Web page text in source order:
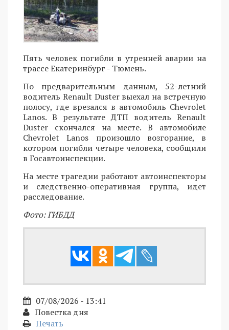
Пять человек погибли в утренней аварии на
трассе Екатеринбург - Тюмень.
По предварительным данным, 52-летний
водитель Renault Duster выехал на встречную
полосу, где врезался в автомобиль Chevrolet
Lanos. В результате ДТП водитель Renault
Duster скончался на месте. В автомобиле
Chevrolet Lanos произошло возгорание, в
котором погибли четыре человека, сообщили
в Госавтоинспекции.
На месте трагедии работают автоинспекторы
и следственно-оперативная группа, идет
расследование.
Фото: ГИБДД
07/08/2026 - 13:41
Повестка дня
Печать